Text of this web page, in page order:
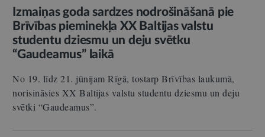
Izmaiņas goda sardzes nodrošināšanā pie
Brīvības pieminekļa XX Baltijas valstu
studentu dziesmu un deju svētku
“Gaudeamus” laikā
No 19. līdz 21. jūnijam Rīgā, tostarp Brīvības laukumā,
norisināsies XX Baltijas valstu studentu dziesmu un deju
svētki “Gaudeamus”.